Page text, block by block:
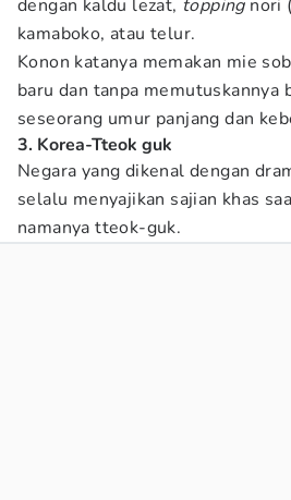
dengan kaldu lezat, toppingnori
kamaboko, atau telur.
Konon katanya memakan mie
baru dan tanpa memutuskannya
seseorang umur panjang dan
3. Korea-Tteok guk
Negara yang dikenal dengan
selalu menyajikan sajian khas
namanya tteok-guk.